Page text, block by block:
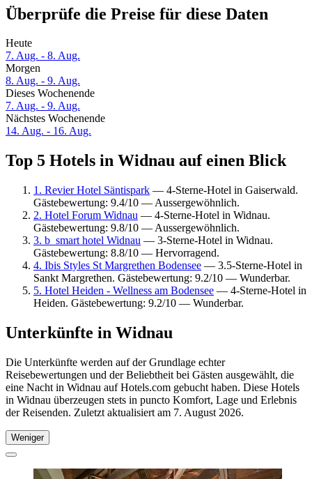
Überprüfe die Preise für diese Daten
Heute
7. Aug. - 8. Aug.
Morgen
8. Aug. - 9. Aug.
Dieses Wochenende
7. Aug. - 9. Aug.
Nächstes Wochenende
14. Aug. - 16. Aug.
Top 5 Hotels in Widnau auf einen Blick
1. Revier Hotel Säntispark — 4-Sterne-Hotel in Gaiserwald.
Gästebewertung: 9.4/10 — Aussergewöhnlich.
2. Hotel Forum Widnau — 4-Sterne-Hotel in Widnau.
Gästebewertung: 9.8/10 — Aussergewöhnlich.
3. b_smart hotel Widnau — 3-Sterne-Hotel in Widnau.
Gästebewertung: 8.8/10 — Hervorragend.
4. Ibis Styles St Margrethen Bodensee — 3.5-Sterne-Hotel in
Sankt Margrethen. Gästebewertung: 9.2/10 — Wunderbar.
5. Hotel Heiden - Wellness am Bodensee — 4-Sterne-Hotel in
Heiden. Gästebewertung: 9.2/10 — Wunderbar.
Unterkünfte in Widnau
Die Unterkünfte werden auf der Grundlage echter
Reisebewertungen und der Beliebtheit bei Gästen ausgewählt, die
eine Nacht in Widnau auf Hotels.com gebucht haben. Diese Hotels
in Widnau überzeugen stets in puncto Komfort, Lage und Erlebnis
der Reisenden. Zuletzt aktualisiert am 7. August 2026.
Weniger